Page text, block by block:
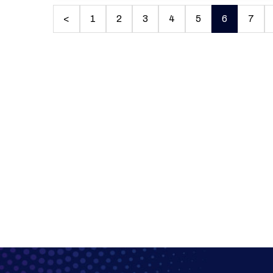
< 1 2 3 4 5 6 7